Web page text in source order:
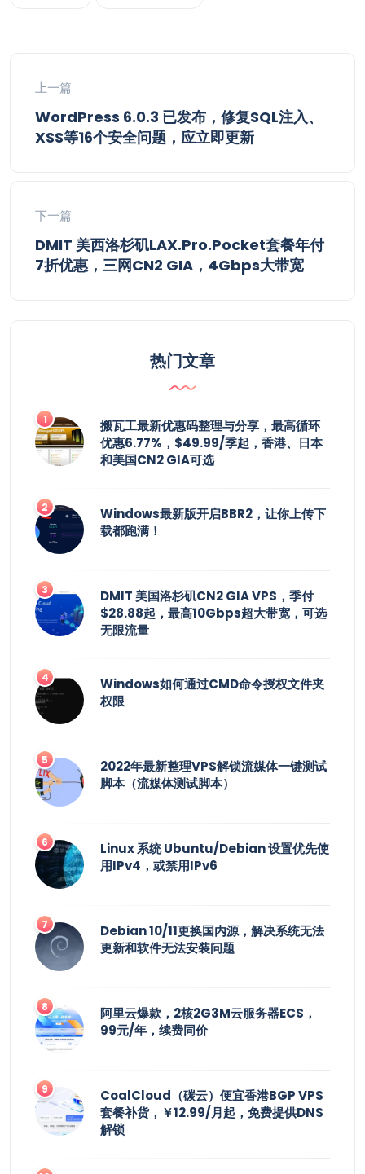
上一篇
WordPress 6.0.3 已发布，修复SQL注入、
XSS等16个安全问题，应立即更新
下一篇
DMIT 美西洛杉矶LAX.Pro.Pocket套餐年付
7折优惠，三网CN2 GIA，4Gbps大带宽
热门文章
搬瓦工最新优惠码整理与分享，最高循环
优惠6.77%，$49.99/季起，香港、日本
和美国CN2 GIA可选
Windows最新版开启BBR2，让你上传下
载都跑满！
DMIT 美国洛杉矶CN2 GIA VPS，季付
$28.88起，最高10Gbps超大带宽，可选
无限流量
Windows如何通过CMD命令授权文件夹
权限
2022年最新整理VPS解锁流媒体一键测试
脚本（流媒体测试脚本）
Linux 系统 Ubuntu/Debian 设置优先使
用IPv4，或禁用IPv6
Debian 10/11更换国内源，解决系统无法
更新和软件无法安装问题
阿里云爆款，2核2G3M云服务器ECS，
99元/年，续费同价
CoalCloud（碳云）便宜香港BGP VPS
套餐补货，￥12.99/月起，免费提供DNS
解锁